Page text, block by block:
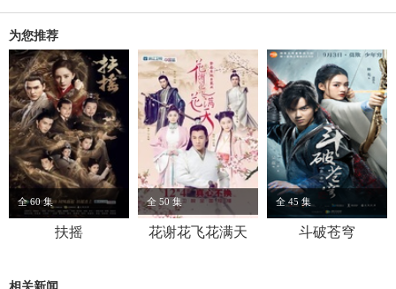
再次质疑宁弈的皇位，此时宁世征...
为您推荐
全 60 集
扶摇
全 50 集
花谢花飞花满天
全 45 集
斗破苍穹